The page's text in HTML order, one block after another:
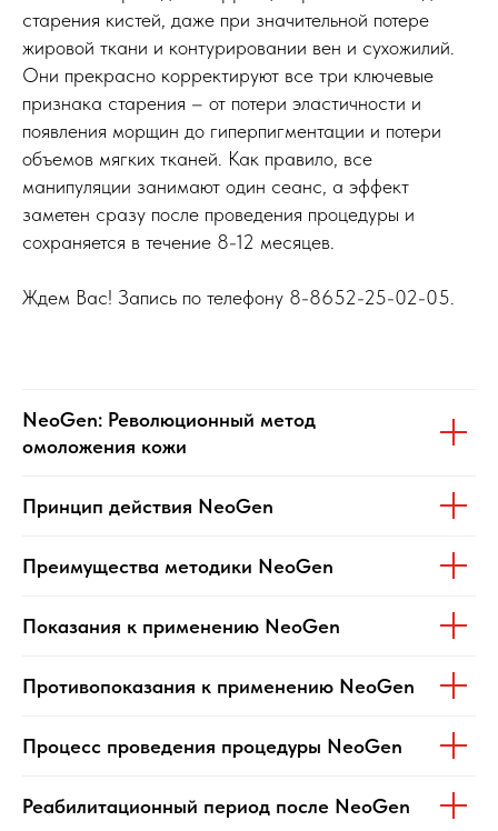
старения кистей, даже при значительной потере
жировой ткани и контурировании вен и сухожилий.
Они прекрасно корректируют все три ключевые
признака старения – от потери эластичности и
появления морщин до гиперпигментации и потери
объемов мягких тканей. Как правило, все
манипуляции занимают один сеанс, а эффект
заметен сразу после проведения процедуры и
сохраняется в течение 8-12 месяцев.
Ждем Вас! Запись по телефону 8-8652-25-02-05.
NeoGen: Революционный метод
омоложения кожи
Принцип действия NeoGen
Преимущества методики NeoGen
Показания к применению NeoGen
Противопоказания к применению NeoGen
Процесс проведения процедуры NeoGen
Реабилитационный период после NeoGen